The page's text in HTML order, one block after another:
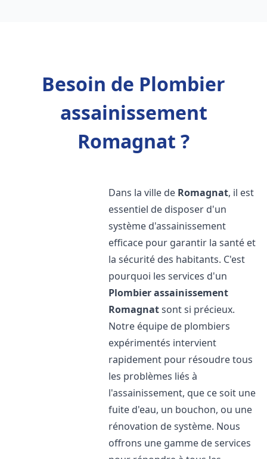
Besoin de Plombier
assainissement
Romagnat ?
Dans la ville de Romagnat, il est
essentiel de disposer d'un
système d'assainissement
efficace pour garantir la santé et
la sécurité des habitants. C'est
pourquoi les services d'un
Plombier assainissement
Romagnatsont si précieux.
Notre équipe de plombiers
expérimentés intervient
rapidement pour résoudre tous
les problèmes liés à
l'assainissement, que ce soit une
fuite d'eau, un bouchon, ou une
rénovation de système. Nous
offrons une gamme de services